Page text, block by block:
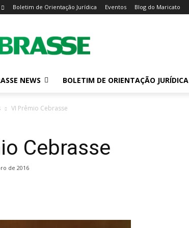
Boletim de Orientação Jurídica Eventos Blog do Maricato
NEWS BOLETIM DE ORIENTAÇÃO JURÍDICA
VI Prêmio Cebrasse
Cebrasse
de 2016